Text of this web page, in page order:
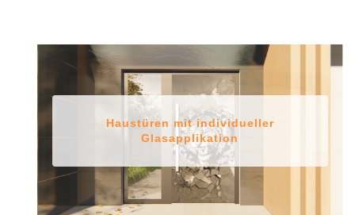
Ab 2 Wochen Lieferzeit möglich
Haustüren mit individueller
Glasapplikation